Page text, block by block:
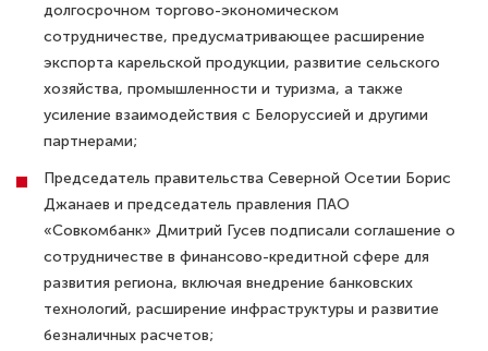
долгосрочном торгово-экономическом
сотрудничестве, предусматривающее расширение
экспорта карельской продукции, развитие сельского
хозяйства, промышленности и туризма, а также
усиление взаимодействия с Белоруссией и другими
партнерами;
Председатель правительства Северной Осетии Борис
Джанаев и председатель правления ПАО
«Совкомбанк» Дмитрий Гусев подписали соглашение о
сотрудничестве в финансово-кредитной сфере для
развития региона, включая внедрение банковских
технологий, расширение инфраструктуры и развитие
безналичных расчетов;